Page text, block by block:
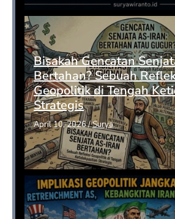
Bisakah Gencatan
Bertahan? Sebuah
Geopolitik di Tengah
Strategis
April 10, 2026/Surya